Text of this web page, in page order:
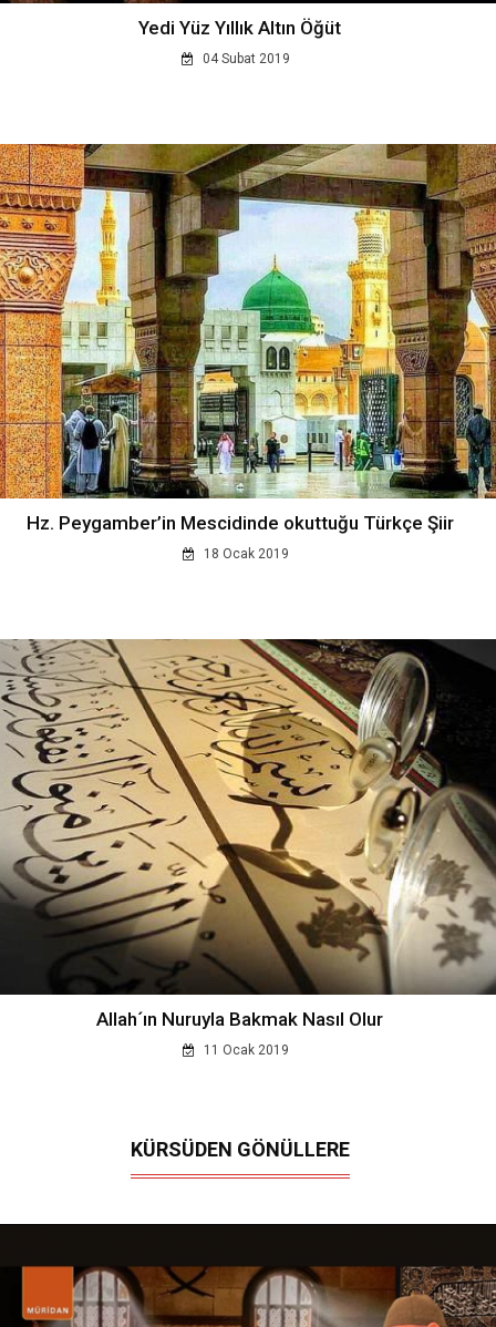
Yedi Yüz Yıllık Altın Öğüt
04 Subat 2019
Hz. Peygamber’in Mescidinde okuttuğu Türkçe Şiir
18 Ocak 2019
Allah´ın Nuruyla Bakmak Nasıl Olur
11 Ocak 2019
KÜRSÜDEN GÖNÜLLERE